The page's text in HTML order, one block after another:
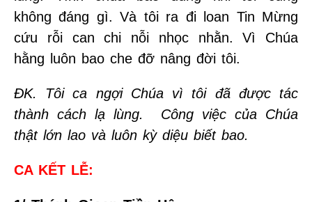
không đáng gì. Và tôi ra đi loan Tin Mừng
cứu rỗi can chi nỗi nhọc nhằn. Vì Chúa
hằng luôn bao che đỡ nâng đời tôi.
ĐK. Tôi ca ngợi Chúa vì tôi đã được tác
thành cách lạ lùng. Công việc của Chúa
thật lớn lao và luôn kỳ diệu biết bao.
CA KẾT LỄ: